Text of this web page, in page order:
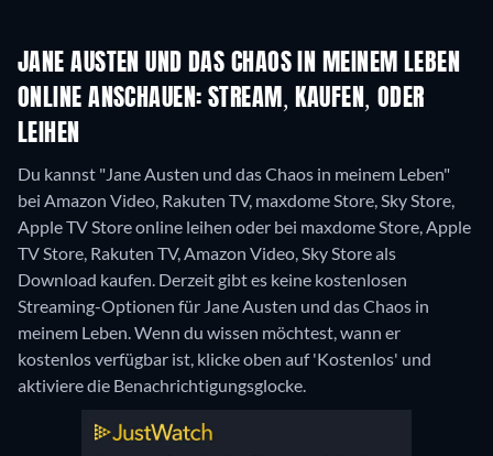
JANE AUSTEN UND DAS CHAOS IN MEINEM LEBEN
ONLINE ANSCHAUEN: STREAM, KAUFEN, ODER
LEIHEN
Du kannst "Jane Austen und das Chaos in meinem Leben"
bei Amazon Video, Rakuten TV, maxdome Store, Sky Store,
Apple TV Store online leihen oder bei maxdome Store, Apple
TV Store, Rakuten TV, Amazon Video, Sky Store als
Download kaufen. Derzeit gibt es keine kostenlosen
Streaming-Optionen für Jane Austen und das Chaos in
meinem Leben. Wenn du wissen möchtest, wann er
kostenlos verfügbar ist, klicke oben auf 'Kostenlos' und
aktiviere die Benachrichtigungsglocke.